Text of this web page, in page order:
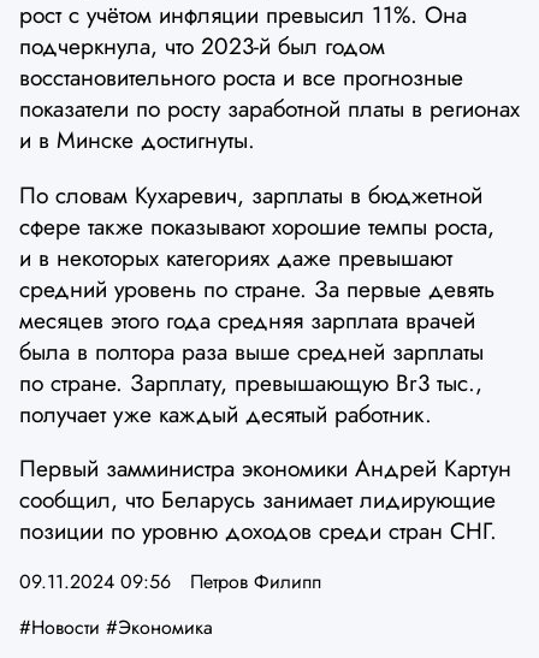
рост с учётом инфляции превысил 11%. Она
подчеркнула, что 2023-й был годом
восстановительного роста и все прогнозные
показатели по росту заработной платы в регионах
и в Минске достигнуты.
По словам Кухаревич, зарплаты в бюджетной
сфере также показывают хорошие темпы роста,
и в некоторых категориях даже превышают
средний уровень по стране. За первые девять
месяцев этого года средняя зарплата врачей
была в полтора раза выше средней зарплаты
по стране. Зарплату, превышающую Br3 тыс.,
получает уже каждый десятый работник.
Первый замминистра экономики Андрей Картун
сообщил, что Беларусь занимает лидирующие
позиции по уровню доходов среди стран СНГ.
09.11.2024 09:56
Петров Филипп
#Новости #Экономика